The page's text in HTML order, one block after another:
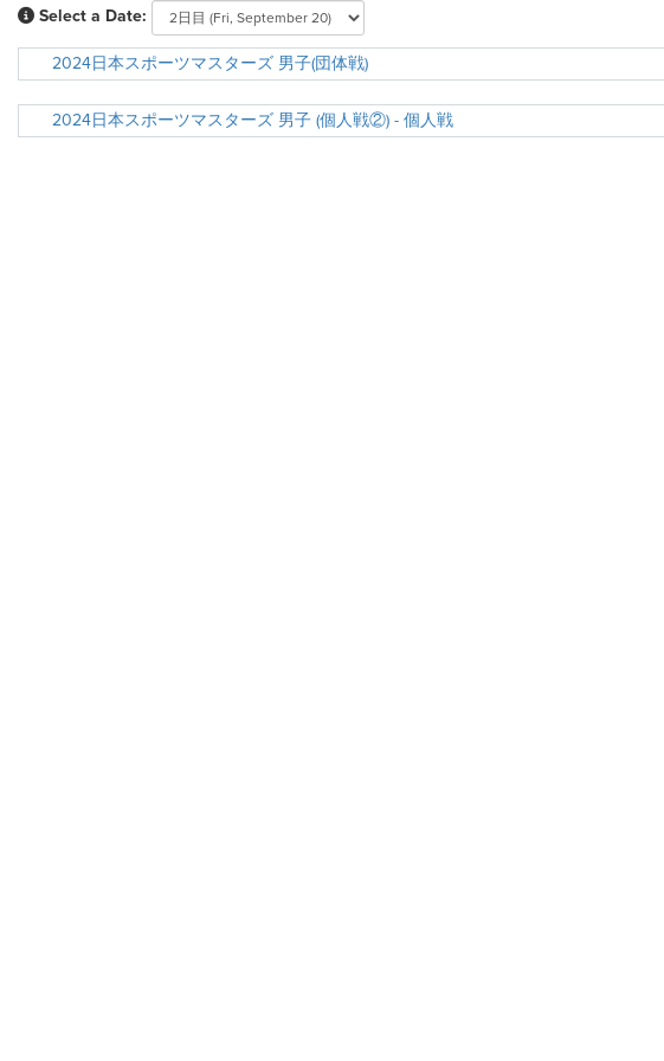
Select a Date:
2024日本スポーツマスターズ 男子(団体戦)
2024日本スポーツマスターズ 男子 (個人戦②) - 個人戦